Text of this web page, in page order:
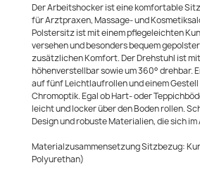
Der Arbeitshocker ist eine komfortable
für Arztpraxen, Massage- und
Polstersitz ist mit einem pflegeleichten
versehen und besonders bequem
zusätzlichen Komfort. Der Drehstuhl ist
höhenverstellbar sowie um 360° drehbar.
auf fünf Leichtlaufrollen und einem Gestell
Chromoptik. Egal ob Hart- oder
leicht und locker über den Boden rollen.
Design und robuste Materialien, die sich
Materialzusammensetzung Sitzbezug:
Polyurethan)